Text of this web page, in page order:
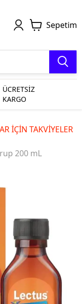
Sepetim
ÜCRETSİZ
KARGO
İÇİN TAKVİYELER
200 mL